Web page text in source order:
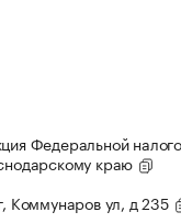
Федеральной
краю
Коммунаров ул, д 235